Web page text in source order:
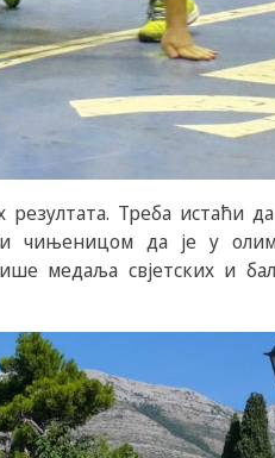
Треба истаћи
да је у
медаља свјетских и